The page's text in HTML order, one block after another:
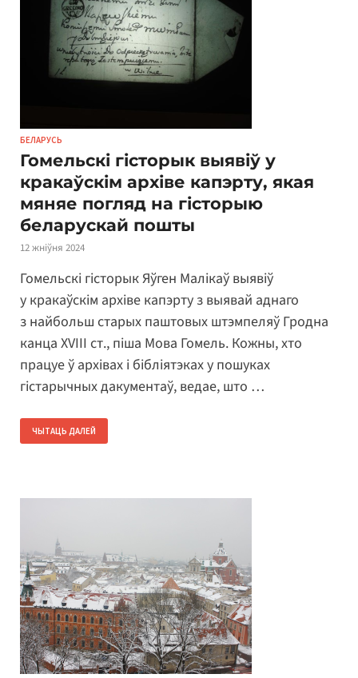
БЕЛАРУСЬ
Гомельскі гісторык выявіў у
кракаўскім архіве капэрту, якая
мяняе погляд на гісторыю
беларускай пошты
12 жніўня 2024
Гомельскі гісторык Яўген Малікаў выявіў
у кракаўскім архіве капэрту з выявай аднаго
з найбольш старых паштовых штэмпеляў Гродна
канца XVIII ст., піша Мова Гомель. Кожны, хто
працуе ў архівах і бібліятэках у пошуках
гістарычных дакументаў, ведае, што …
ЧЫТАЦЬ ДАЛЕЙ